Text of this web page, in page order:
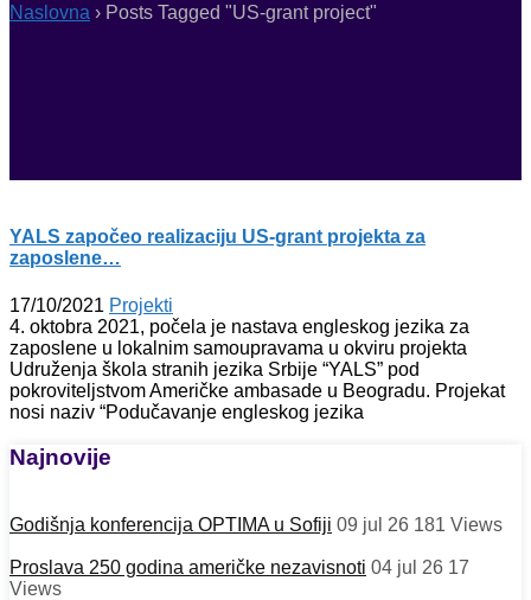
Naslovna › Posts Tagged "US-grant project"
YALS započeo realizaciju US-grant projekta za
zaposlene…
17/10/2021 Projekti
4. oktobra 2021, počela je nastava engleskog jezika za
zaposlene u lokalnim samoupravama u okviru projekta
Udruženja škola stranih jezika Srbije “YALS” pod
pokroviteljstvom Američke ambasade u Beogradu. Projekat
nosi naziv “Podučavanje engleskog jezika
Najnovije
Godišnja konferencija OPTIMA u Sofiji 09 jul 26 181 Views
Proslava 250 godina američke nezavisnoti 04 jul 26 17
Views